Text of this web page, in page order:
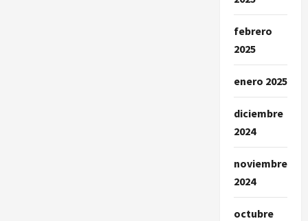
febrero
2025
enero 2025
diciembre
2024
noviembre
2024
octubre